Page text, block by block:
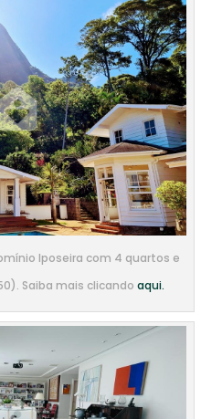
Iposeira com 4 quartos e
Saiba mais clicando aqui.